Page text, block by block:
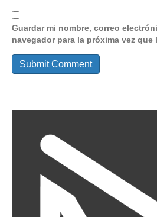
Guardar mi nombre, correo
navegador para la próxima vez que